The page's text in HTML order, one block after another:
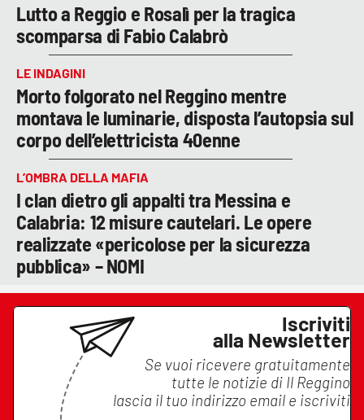
Lutto a Reggio e Rosalì per la tragica
scomparsa di Fabio Calabrò
LE INDAGINI
Morto folgorato nel Reggino mentre
montava le luminarie, disposta l’autopsia sul
corpo dell’elettricista 40enne
L’OMBRA DELLA MAFIA
I clan dietro gli appalti tra Messina e
Calabria: 12 misure cautelari. Le opere
realizzate «pericolose per la sicurezza
pubblica» – NOMI
Iscriviti
alla Newsletter
Se vuoi ricevere gratuitamente
tutte le notizie di Il Reggino
lascia il tuo indirizzo email e iscriviti